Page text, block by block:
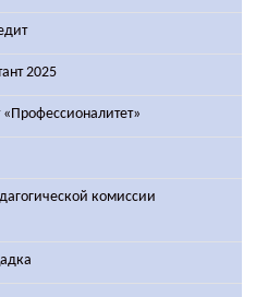
2025
комиссии